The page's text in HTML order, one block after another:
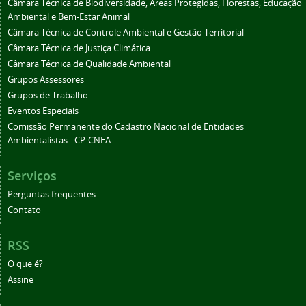
Câmara Técnica de Biodiversidade, Áreas Protegidas, Florestas, Educação
Ambiental e Bem-Estar Animal
Câmara Técnica de Controle Ambiental e Gestão Territorial
Câmara Técnica de Justiça Climática
Câmara Técnica de Qualidade Ambiental
Grupos Assessores
Grupos de Trabalho
Eventos Especiais
Comissão Permanente do Cadastro Nacional de Entidades
Ambientalistas - CP-CNEA
Serviços
Perguntas frequentes
Contato
RSS
O que é?
Assine